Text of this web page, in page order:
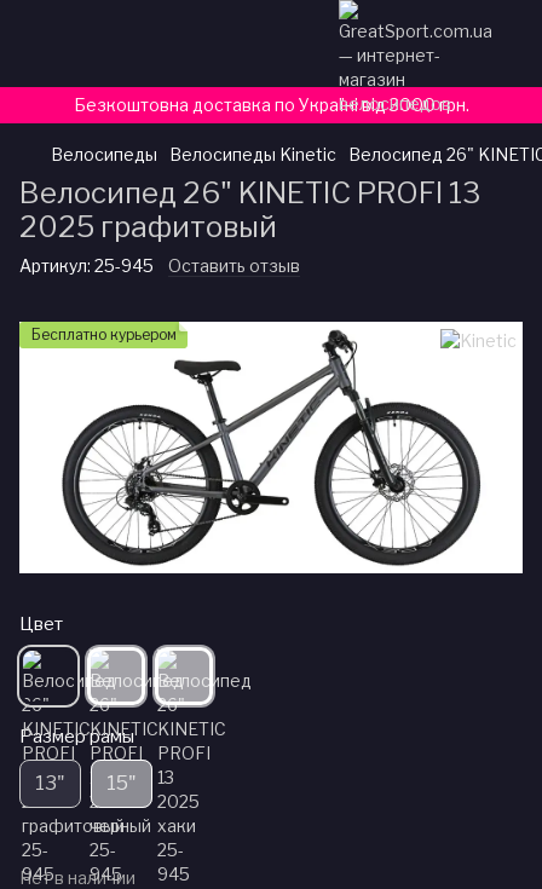
Безкоштовна доставка по Україні від 3000 грн.
Велосипеды Велосипеды Kinetic Велосипед 26"
Велосипед 26" KINETIC PROFI 13
2025 графитовый
Артикул: 25-945 Оставить отзыв
Бесплатно курьером
Цвет
Размер рамы
13" 15"
Нет в наличии